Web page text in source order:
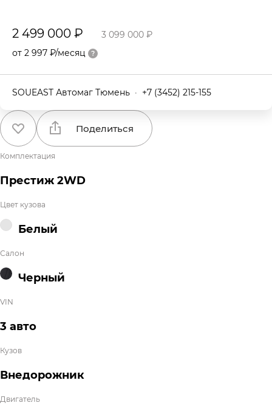
2 499 000 ₽
3 099 000 ₽
от 2 997 ₽/месяц
SOUEAST Автомаг Тюмень · +7 (3452) 215-155
Поделиться
Комплектация
Престиж 2WD
Цвет кузова
Белый
Салон
Черный
VIN
3 авто
Кузов
Внедорожник
Двигатель